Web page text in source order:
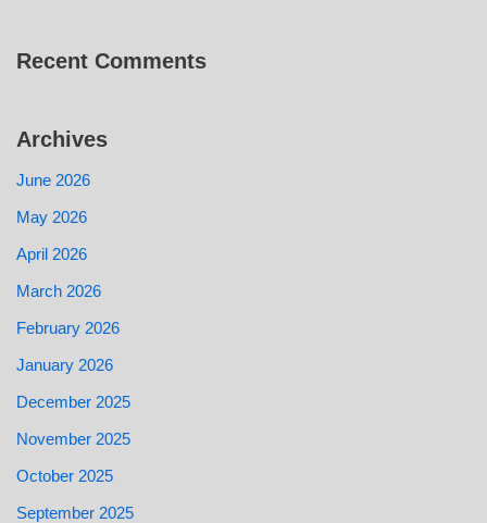
Recent Comments
Archives
June 2026
May 2026
April 2026
March 2026
February 2026
January 2026
December 2025
November 2025
October 2025
September 2025